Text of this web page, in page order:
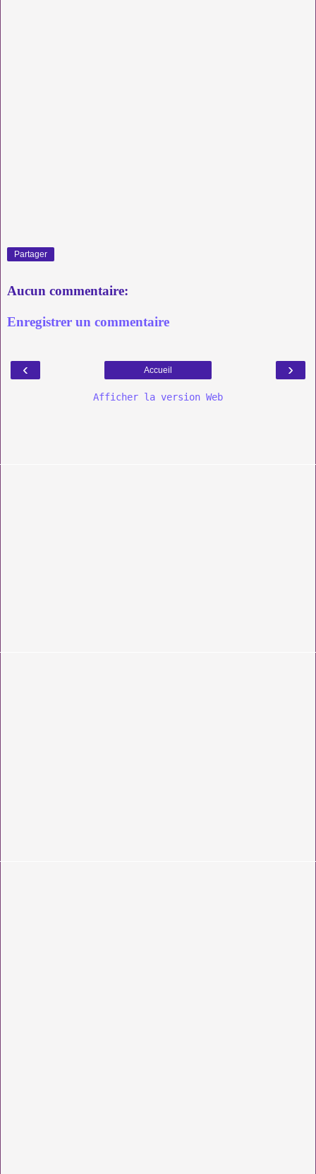
Partager
Aucun commentaire:
Enregistrer un commentaire
‹ ›
Accueil
Afficher la version Web